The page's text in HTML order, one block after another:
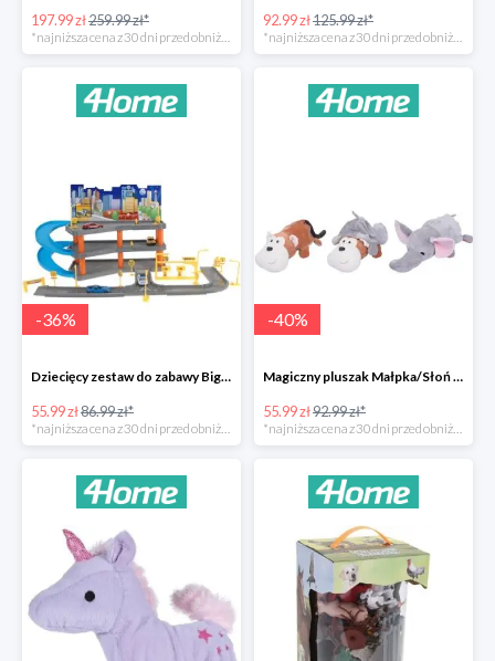
197.99 zł259.99 zł* 92.99 zł125.99 zł*
-36%
Dziecięcy zestaw do zabawy Big garage -36%
55.99 zł86.99 zł*
*najniższa cena z 30 dni przed obniżką
-40%
Magiczny pluszak Małpka/Słoń -40%
55.99 zł92.99 zł*
*najniższa cena z 30 dni przed obniżką